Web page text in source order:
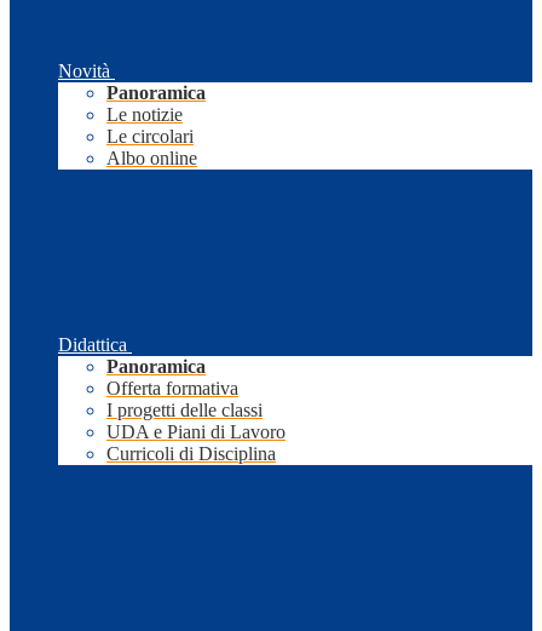
Novità
Panoramica
Le notizie
Le circolari
Albo online
Didattica
Panoramica
Offerta formativa
I progetti delle classi
UDA e Piani di Lavoro
Curricoli di Disciplina